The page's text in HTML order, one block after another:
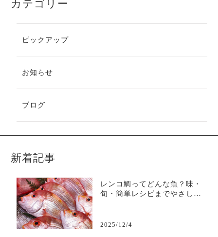
カテゴリー
ピックアップ
お知らせ
ブログ
新着記事
レンコ鯛ってどんな魚？味・
旬・簡単レシピまでやさしく
2025/12/4